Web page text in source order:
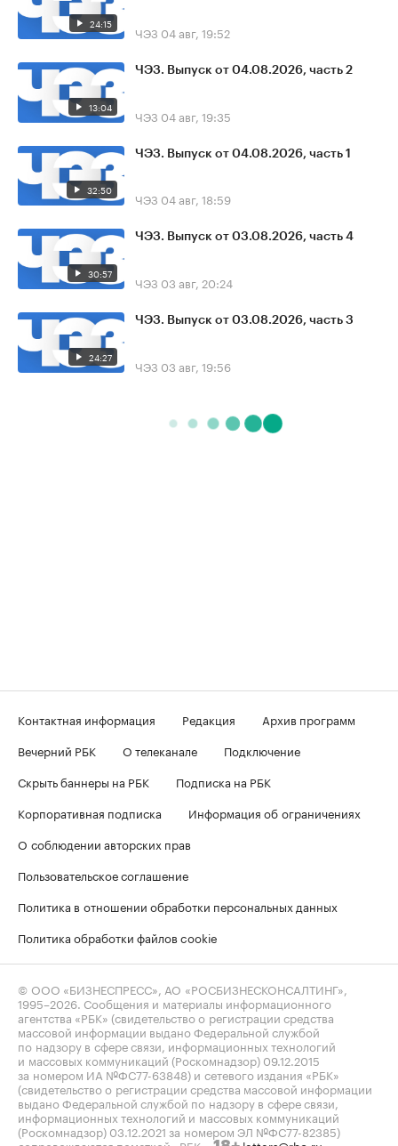
24:15 ЧЭЗ 04 авг, 19:52
13:04
ЧЭЗ. Выпуск от 04.08.2026, часть 2
ЧЭЗ 04 авг, 19:35
32:50
ЧЭЗ. Выпуск от 04.08.2026, часть 1
ЧЭЗ 04 авг, 18:59
30:57
ЧЭЗ. Выпуск от 03.08.2026, часть 4
ЧЭЗ 03 авг, 20:24
24:27
ЧЭЗ. Выпуск от 03.08.2026, часть 3
ЧЭЗ 03 авг, 19:56
Контактная информация Редакция
Архив программ
Вечерний РБК
О телеканале
Подключение
Скрыть баннеры на РБК
Подписка на РБК
Корпоративная подписка
Информация об ограничениях
О соблюдении авторских прав
Пользовательское соглашение
Политика в отношении обработки персональных данных
Политика обработки файлов cookie
© ООО «БИЗНЕСПРЕСС», АО «РОСБИЗНЕСКОНСАЛТИНГ»,
1995–2026 . Сообщения и материалы информационного
агентства «РБК» (свидетельство о регистрации средства
массовой информации выдано Федеральной службой
по надзору в сфере связи, информационных технологий
и массовых коммуникаций (Роскомнадзор) 09.12.2015
за номером ИА №ФС77-63848) и сетевого издания «РБК»
(свидетельство о регистрации средства массовой информации
выдано Федеральной службой по надзору в сфере связи,
информационных технологий и массовых коммуникаций
(Роскомнадзор) 03.12.2021 за номером ЭЛ №ФС77-82385)